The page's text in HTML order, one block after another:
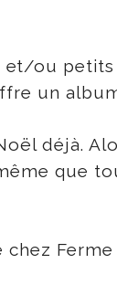
et/ou
un
déjà.
que